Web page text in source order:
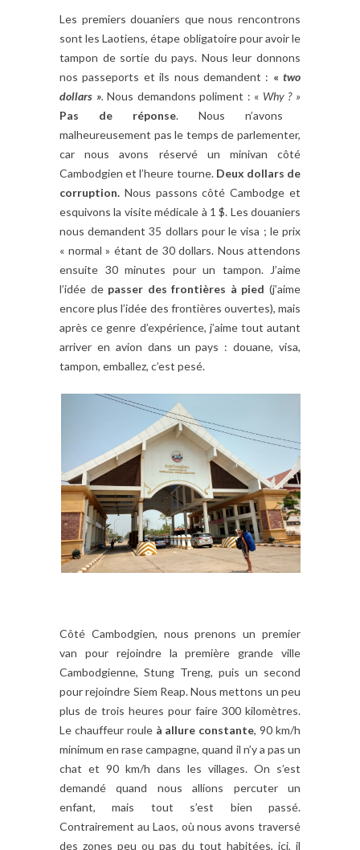
Les premiers douaniers que nous rencontrons
sont les Laotiens, étape obligatoire pour avoir le
tampon de sortie du pays. Nous leur donnons
nos passeports et ils nous demandent : « two
dollars ».Nous demandons poliment : « Why ? »
Pas de réponse. Nous n’avons
malheureusement pas le temps de parlementer,
car nous avons réservé un minivan côté
Cambodgien et l’heure tourne. Deux dollars de
corruption. Nous passons côté Cambodge et
esquivons la visite médicale à 1 $. Les douaniers
nous demandent 35 dollars pour le visa ; le prix
« normal » étant de 30 dollars. Nous attendons
ensuite 30 minutes pour un tampon. J’aime
l’idée de passer des frontières à pied (j’aime
encore plus l’idée des frontières ouvertes), mais
après ce genre d’expérience, j’aime tout autant
arriver en avion dans un pays : douane, visa,
tampon, emballez, c’est pesé.
Côté Cambodgien, nous prenons un premier
van pour rejoindre la première grande ville
Cambodgienne, Stung Treng, puis un second
pour rejoindre Siem Reap. Nous mettons un peu
plus de trois heures pour faire 300 kilomètres.
Le chauffeur roule à allure constante, 90 km/h
minimum en rase campagne, quand il n’y a pas un
chat et 90 km/h dans les villages. On s’est
demandé quand nous allions percuter un
enfant, mais tout s’est bien passé.
Contrairement au Laos, où nous avons traversé
des zones peu ou pas du tout habitées, ici, il